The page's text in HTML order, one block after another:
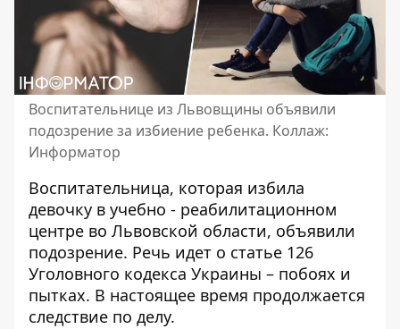
Воспитательнице из Львовщины объявили
подозрение за избиение ребенка. Коллаж:
Информатор
Воспитательница, которая избила
девочку в учебно - реабилитационном
центре во Львовской области, объявили
подозрение. Речь идет о статье 126
Уголовного кодекса Украины – побоях и
пытках. В настоящее время продолжается
следствие по делу.